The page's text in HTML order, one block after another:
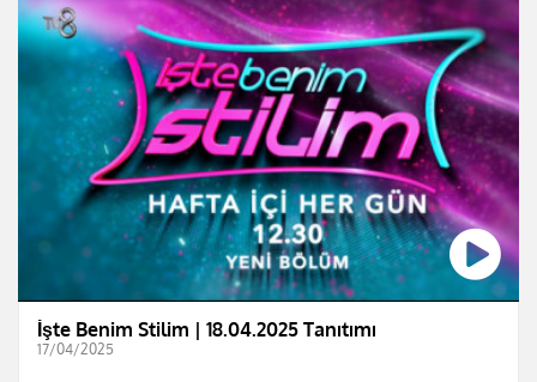
İşte Benim Stilim | 18.04.2025 Tanıtımı
17/04/2025